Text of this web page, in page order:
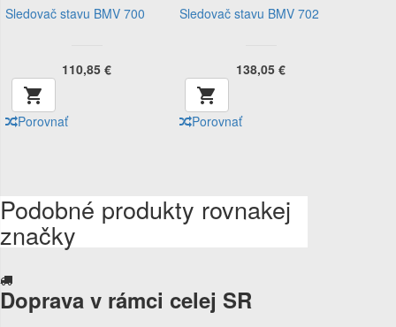
Sledovač stavu BMV 700
110,85 €

Porovnať
Sledovač stavu BMV 702
138,05 €

Porovnať
Podobné produkty rovnakej
značky
Doprava v rámci celej SR